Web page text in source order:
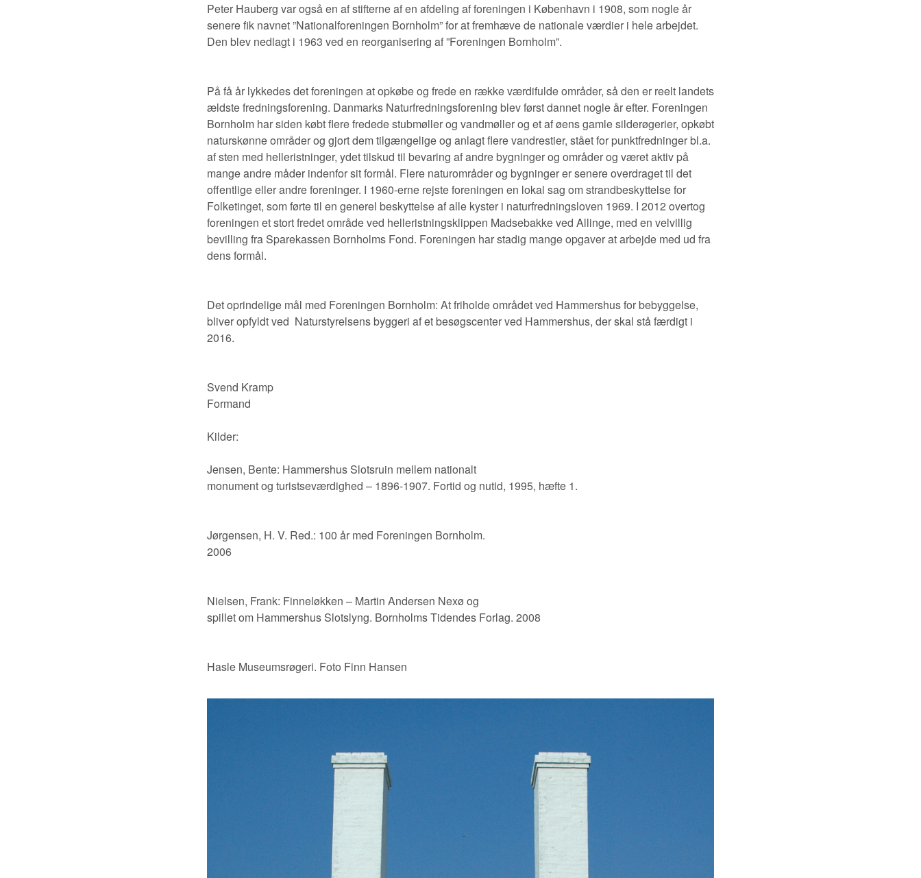
Peter Hauberg var også en af stifterne af en afdeling af foreningen i København i 1908, som nogle år
senere fik navnet ”Nationalforeningen Bornholm” for at fremhæve de nationale værdier i hele arbejdet.
Den blev nedlagt i 1963 ved en reorganisering af ”Foreningen Bornholm”.
På få år lykkedes det foreningen at opkøbe og frede en række værdifulde områder, så den er reelt landets
ældste fredningsforening. Danmarks Naturfredningsforening blev først dannet nogle år efter. Foreningen
Bornholm har siden købt flere fredede stubmøller og vandmøller og et af øens gamle silderøgerier, opkøbt
naturskønne områder og gjort dem tilgængelige og anlagt flere vandrestier, stået for punktfredninger bl.a.
af sten med helleristninger, ydet tilskud til bevaring af andre bygninger og områder og været aktiv på
mange andre måder indenfor sit formål. Flere naturområder og bygninger er senere overdraget til det
offentlige eller andre foreninger. I 1960-erne rejste foreningen en lokal sag om strandbeskyttelse for
Folketinget, som førte til en generel beskyttelse af alle kyster i naturfredningsloven 1969. I 2012 overtog
foreningen et stort fredet område ved helleristningsklippen Madsebakke ved Allinge, med en velvillig
bevilling fra Sparekassen Bornholms Fond. Foreningen har stadig mange opgaver at arbejde med ud fra
dens formål.
Det oprindelige mål med Foreningen Bornholm: At friholde området ved Hammershus for bebyggelse,
bliver opfyldt ved Naturstyrelsens byggeri af et besøgscenter ved Hammershus, der skal stå færdigt i
2016.
Svend Kramp
Formand
Kilder:
Jensen, Bente: Hammershus Slotsruin mellem nationalt
monument og turistseværdighed – 1896-1907. Fortid og nutid, 1995, hæfte 1.
Jørgensen, H. V. Red.: 100 år med Foreningen Bornholm.
2006
Nielsen, Frank: Finneløkken – Martin Andersen Nexø og
spillet om Hammershus Slotslyng. Bornholms Tidendes Forlag. 2008
Hasle Museumsrøgeri. Foto Finn Hansen